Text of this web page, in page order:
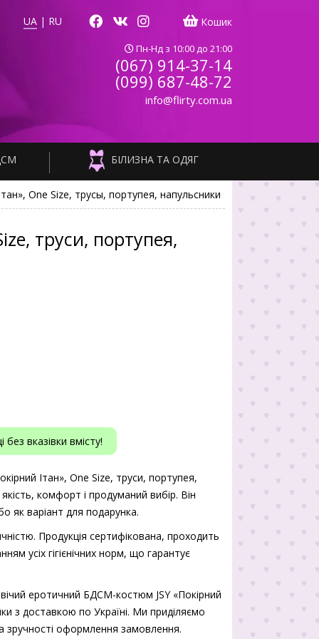
UA | RU Кошик
Пн-Нд з 10:00 до 21:00
(067) 914-37-14
(099) 687-48-72
info@flirty.com.ua
БІЛИЗНА ТА ОДЯГ
One Size, трусы, портупея, напульсники
труси, портупея,
вказівки вмісту!
Ітан», One Size, труси, портупея,
комфорт і продуманий вибір. Він
як варіант для подарунка.
Продукція сертифікована, проходить
усіх гігієнічних норм, що гарантує
еротичний БДСМ-костюм JSY «Покірний
з доставкою по Україні. Ми приділяємо
зручності оформлення замовлення.